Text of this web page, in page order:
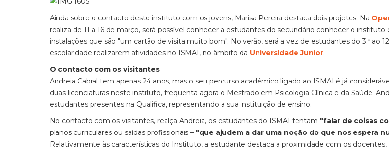
Ainda sobre o contacto deste instituto com os jovens, Marisa Pereira destaca dois projetos. Na
realiza de 11 a 16 de março, será possível conhecer a estudantes do secundário conhecer o instituto
instalações que são "um cartão de visita muito bom". No verão, será a vez de estudantes do 3.º ao
escolaridade realizarem atividades no ISMAI, no âmbito da Universidade Junior.
O contacto com os visitantes
Andreia Cabral tem apenas 24 anos, mas o seu percurso académico ligado ao ISMAI é já
duas licenciaturas neste instituto, frequenta agora o Mestrado em Psicologia Clínica e da Saúde.
estudantes presentes na Qualifica, representando a sua instituição de ensino.
No contacto com os visitantes, realça Andreia, os estudantes do ISMAI tentam "falar de coisas
planos curriculares ou saídas profissionais – "que ajudem a dar uma noção do que nos espera
Relativamente às características do Instituto, a estudante destaca a proximidade com os docentes,